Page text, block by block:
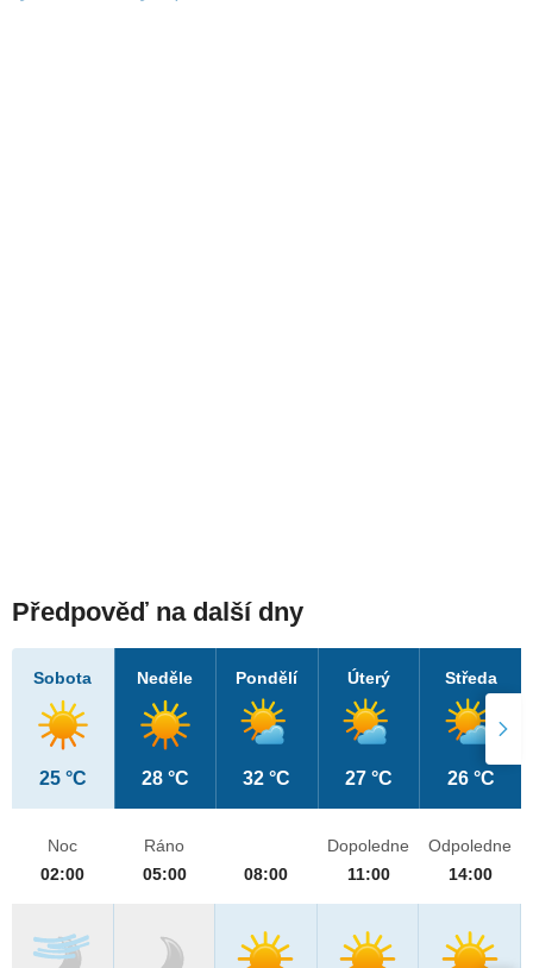
Předpověď na další dny
Sobota
25 °C
Neděle
28 °C
Pondělí
32 °C
Úterý
27 °C
Středa
26 °C
Noc
02:00
Ráno
05:00
08:00
Dopoledne
11:00
Odpoledne
14:00